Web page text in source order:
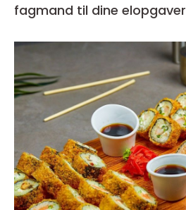
fagmand til dine elopgaver